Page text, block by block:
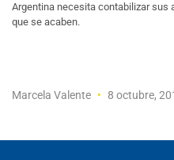
Argentina necesita contabilizar sus
que se acaben.
Marcela Valente 8 octubre,